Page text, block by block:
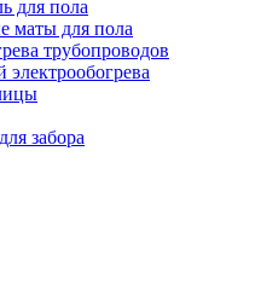
для пола
маты для пола
трубопроводов
забора